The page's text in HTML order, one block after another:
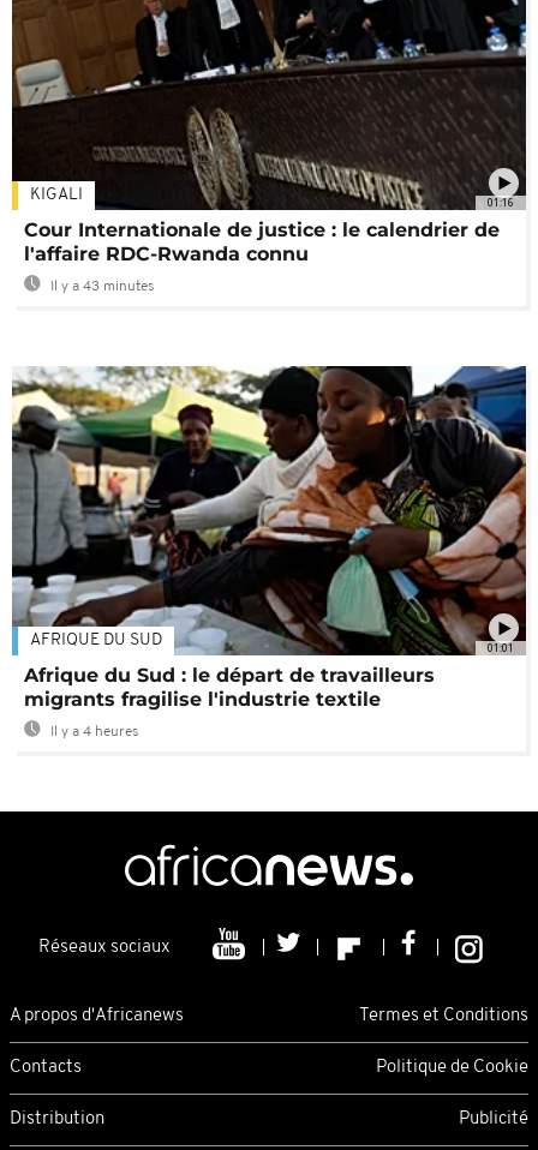
01:16
KIGALI
Cour Internationale de justice : le calendrier de
l'affaire RDC-Rwanda connu
Il y a 43 minutes
01:01
AFRIQUE DU SUD
Afrique du Sud : le départ de travailleurs
migrants fragilise l'industrie textile
Il y a 4 heures
Réseaux sociaux
A propos d'Africanews Termes et Conditions
Contacts Politique de Cookie
Distribution Publicité